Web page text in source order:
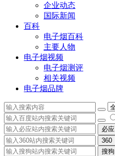
企业动态
国际新闻
百科
电子烟百科
主要人物
电子烟视频
电子烟测评
相关视频
电子烟品牌
必应
360
搜狗